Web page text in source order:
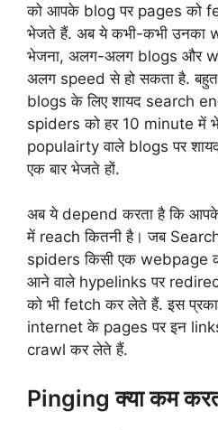
को आपके blog पर pages को
भेजते हैं. अब ये कभी-कभी उनका
भेजना, अलग-अलग blogs और
अलग speed से हो सकता है.
blogs के लिए शायद search
spiders को हर 10 minute में
populairty वाले blogs पर
एक बार भेजते हों.
अब ये depend करता है कि
में reach कितनी है। जब
spiders किसी एक webpage
आने वाले hypelinks पर
को भी fetch कर लेते हैं. इस
internet के pages पर इन
crawl कर लेते हैं.
Pinging क्या कम